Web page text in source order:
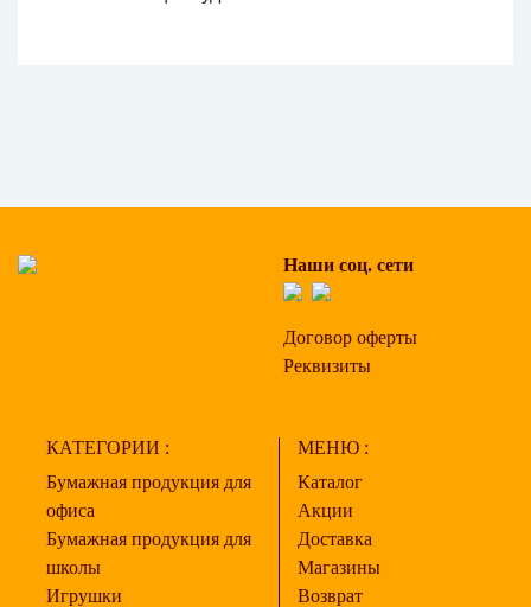
Наши соц. сети
Договор оферты
Реквизиты
КАТЕГОРИИ :
Бумажная продукция для
офиса
Бумажная продукция для
школы
Игрушки
МЕНЮ :
Каталог
Акции
Доставка
Магазины
Возврат